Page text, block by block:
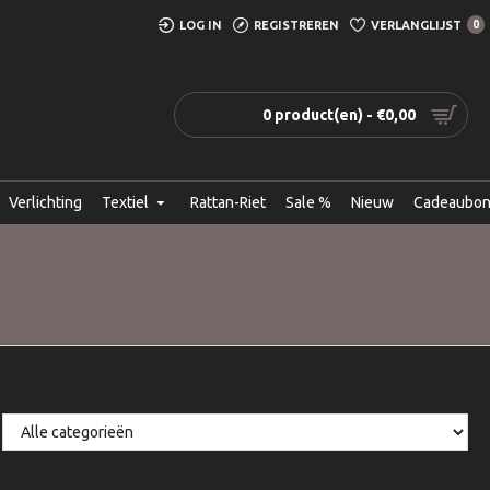
LOG IN REGISTREREN VERLANGLIJST 0
0 product(en) - €0,00
Verlichting Textiel Rattan-Riet Sale % Nieuw Cadeaubon